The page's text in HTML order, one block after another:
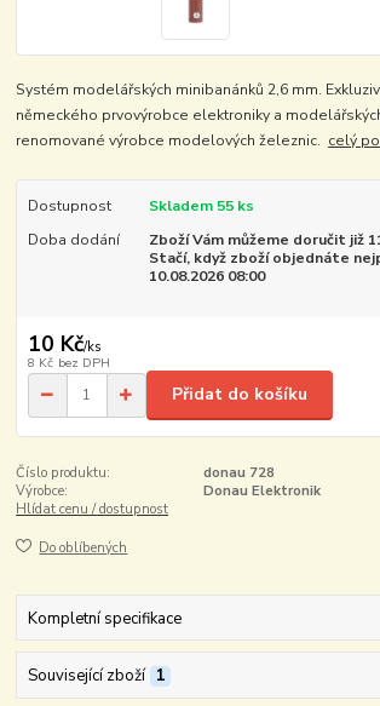
Systém modelářských minibanánků 2,6 mm.
německého prvovýrobce elektroniky a
renomované výrobce modelových železnic. celý
Dostupnost
Skladem 55 ks
Doba dodání
Zboží Vám můžeme doručit již
Stačí, když zboží objednáte
10.08.2026 08:00
10 Kč/ks
8 Kč bez DPH
Přidat do košíku
Číslo produktu:
donau 728
Výrobce:
Donau Elektronik
Hlídat cenu / dostupnost
Do oblíbených
Kompletní specifikace
Související zboží 1